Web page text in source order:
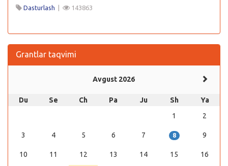
Dasturlash | 143863
Grantlar taqvimi
Avgust 2026
Du Se Ch Pa Ju Sh
Ya
1
2
3 4 5 6 7 8 9
10 11 12 13 14 15 16